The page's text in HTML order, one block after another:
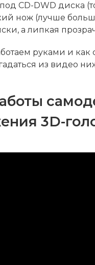
CD-DWD диска
нож (лучше
а липкая
руками и как
из видео
3D-